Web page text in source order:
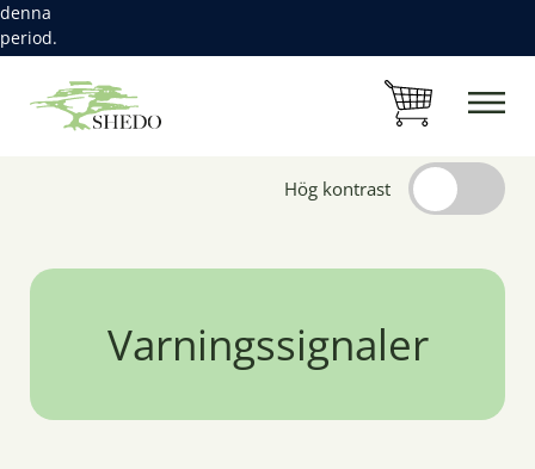
denna
period.
Hög kontrast
Varningssignaler